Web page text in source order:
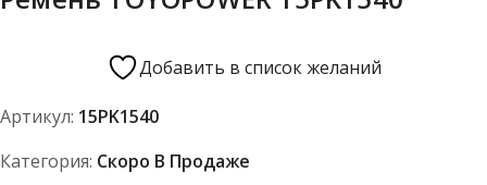
Добавить в список желаний
Артикул: 15PK1540
Категория: Скоро В Продаже